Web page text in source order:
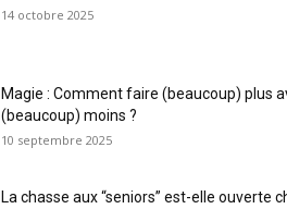
14 octobre 2025
Magie : Comment faire (beaucoup) plus
(beaucoup) moins ?
10 septembre 2025
La chasse aux “seniors” est-elle ouverte